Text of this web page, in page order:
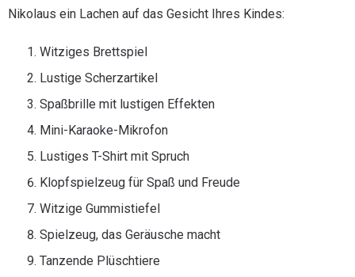
Nikolaus ein Lachen auf das Gesicht Ihres Kindes:
Witziges Brettspiel
Lustige Scherzartikel
Spaßbrille mit lustigen Effekten
Mini-Karaoke-Mikrofon
Lustiges T-Shirt mit Spruch
Klopfspielzeug für Spaß und Freude
Witzige Gummistiefel
Spielzeug, das Geräusche macht
Tanzende Plüschtiere